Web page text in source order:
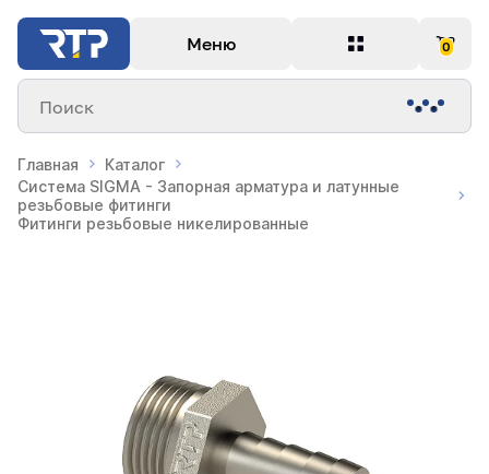
Меню 0
Поиск
Главная
Каталог
Система SIGMA - Запорная арматура и латунные
резьбовые фитинги
Фитинги резьбовые никелированные